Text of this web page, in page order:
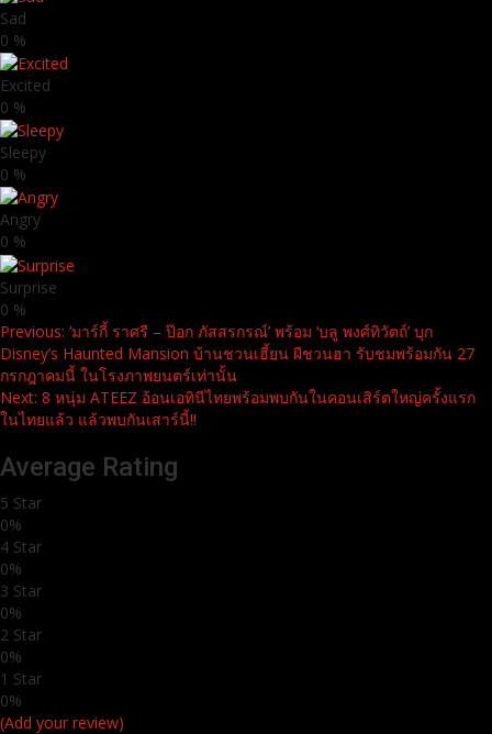
Sad
0 %
Excited
0 %
Sleepy
0 %
Angry
0 %
Surprise
0 %
Continue
Reading
Previous: ‘มาร์กี้ ราศรี – ป๊อก ภัสสรกรณ์’ พร้อม ‘บลู พงศ์ทิวัตถ์’ บุก
Disney’s Haunted Mansion บ้านชวนเฮี้ยน ผีชวนฮา รับชมพร้อมกัน 27
กรกฎาคมนี้ ในโรงภาพยนตร์เท่านั้น
Next: 8 หนุ่ม ATEEZ อ้อนเอทินีไทยพร้อมพบกันในคอนเสิร์ตใหญ่ครั้งแรก
ในไทยแล้ว แล้วพบกันเสาร์นี้!!
Average Rating
5 Star
0%
4 Star
0%
3 Star
0%
2 Star
0%
1 Star
0%
(Add your review)